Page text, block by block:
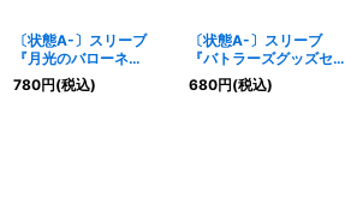
〔状態A-〕スリーブ
『月光のバローネ
(WILDBOUT)』50枚
【-】{-}《サプライ》
780円(税込)
〔状態A-〕スリーブ
『バトラーズグッズセッ
ト最強銀河究極ゼロ付属
(縦向/集合)』50枚【-】
680円(税込)